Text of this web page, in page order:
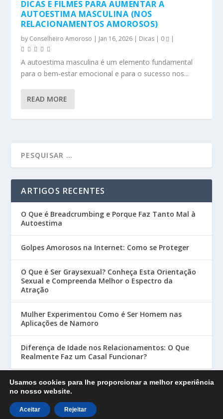
DICAS E FILMES PARA AUMENTAR A
AUTOESTIMA MASCULINA (NOS
RELACIONAMENTOS AMOROSOS)
by Conselheiro Amoroso | Jan 16, 2026 | Dicas | 0 |
A autoestima masculina é um elemento fundamental
para o bem-estar emocional e para o sucesso nos...
READ MORE
ARTIGOS RECENTES
O Que é Breadcrumbing e Porque Faz Tanto Mal à
Autoestima
Golpes Amorosos na Internet: Como se Proteger
O Que é Ser Graysexual? Conheça Esta Orientação
Sexual e Compreenda Melhor o Espectro da
Atração
Mulher Experimentou Como é Ser Homem nas
Aplicações de Namoro
Diferença de Idade nos Relacionamentos: O Que
Realmente Faz um Casal Funcionar?
Designed byElegant Themes
Usamos cookies para lhe proporcionar a melhor experiência
no nosso website.
Aceitar Rejeitar